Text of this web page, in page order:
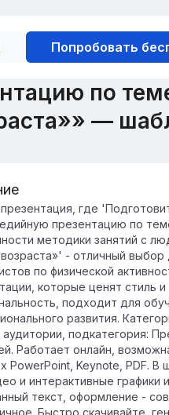
Попробовать
по
—
в методики для
методик занятий для
помогает поддерживать
и умственное здоровье,
жизни.
особенностей обучения в
способствует
и адаптации физических
где
презентацию по
методики занятий с
- отличный выбор
по физической
которые ценят стиль и
подходит для
развития.
подкатегория:
Работает онлайн,
PowerPoint, Keynote, PDF. В
и интерактивные графики и
текст, оформление -
Быстро скачивайте,